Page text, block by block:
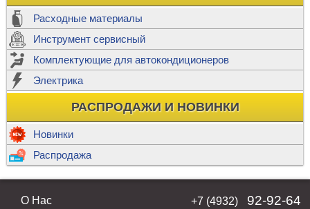
Расходные материалы
Инструмент сервисный
Комплектующие для автокондиционеров
Электрика
РАСПРОДАЖИ И НОВИНКИ
Новинки
Распродажа
О Нас
+7 (4932) 92-92-64